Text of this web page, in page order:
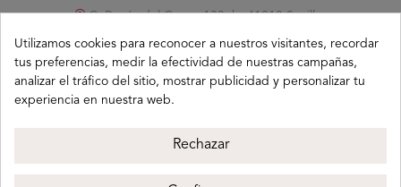
C. Pagés del Corro, 133, b, 41010 Sevilla
info@buganco.com
Métodos de pago
Utilizamos cookies para reconocer a nuestros visitantes, recordar
tus preferencias, medir la efectividad de nuestras campañas,
analizar el tráfico del sitio, mostrar publicidad y personalizar tu
experiencia en nuestra web.
Rechazar